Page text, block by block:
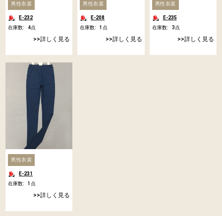
男性衣裳
E-232
在庫数:
4点
詳しく見る
男性衣裳
E-208
在庫数:
1 点
詳しく見る
男性衣裳
E-235
在庫数:
3点
詳しく見る
男性衣裳
E-231
在庫数:
1 点
詳しく見る